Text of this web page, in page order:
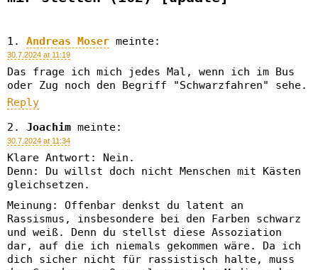
Andreas Moser meinte:
30.7.2024 at 11:19
Das frage ich mich jedes Mal, wenn ich im Bus
oder Zug noch den Begriff "Schwarzfahren" sehe.
Reply
Joachim meinte:
30.7.2024 at 11:34
Klare Antwort: Nein.
Denn: Du willst doch nicht Menschen mit Kästen
gleichsetzen.
Meinung: Offenbar denkst du latent an
Rassismus, insbesondere bei den Farben schwarz
und weiß. Denn du stellst diese Assoziation
dar, auf die ich niemals gekommen wäre. Da ich
dich sicher nicht für rassistisch halte, muss